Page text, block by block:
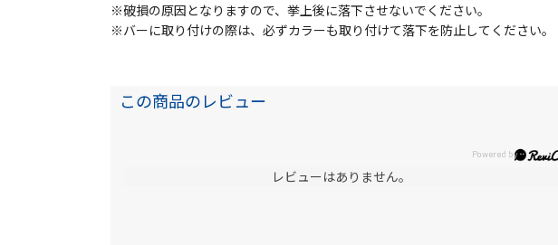
※破損の原因となりますので、挙上後に落下させないでください。
※バーに取り付けの際は、必ずカラーも取り付けて落下を防止してください。
この商品のレビュー
レビューはありません。